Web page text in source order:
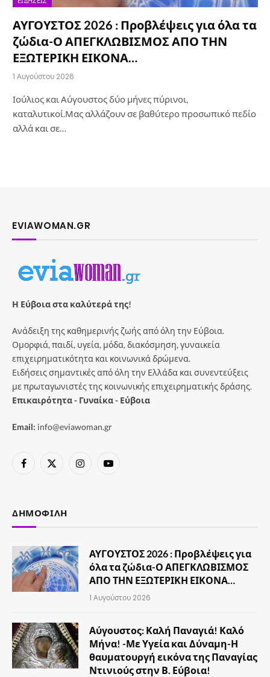
ΑΥΓΟΥΣΤΟΣ 2026 : Προβλέψεις για όλα τα
ζώδια-Ο ΑΠΕΓΚΛΩΒΙΣΜΟΣ ΑΠΟ ΤΗΝ
ΕΞΩΤΕΡΙΚΗ ΕΙΚΟΝΑ…
1 Αυγούστου 2026
Ιούλιος και Αύγουστος δύο μήνες πύρινοι,
καταλυτικοί.Μας αλλάζουν σε βαθύτερο προσωπικό πεδίο
αλλά και σε…
EVIAWOMAN.GR
Η Εύβοια στα καλύτερά της!
Ανάδειξη της καθημερινής ζωής από όλη την Εύβοια.
Ομορφιά, παιδί, υγεία, μόδα, διακόσμηση, γυναικεία
επιχειρηματικότητα και κοινωνικά δρώμενα.
Ειδήσεις σημαντικές από όλη την Ελλάδα και συνεντεύξεις
με πρωταγωνιστές της κοινωνικής επιχειρηματικής δράσης.
Επικαιρότητα - Γυναίκα - Εύβοια
Email: info@eviawoman.gr
Facebook
X
InstagramYouTube
ΔΗΜΟΦΙΛΉ
ΑΥΓΟΥΣΤΟΣ 2026 : Προβλέψεις για
όλα τα ζώδια-Ο ΑΠΕΓΚΛΩΒΙΣΜΟΣ
ΑΠΟ ΤΗΝ ΕΞΩΤΕΡΙΚΗ ΕΙΚΟΝΑ…
1 Αυγούστου 2026
Αύγουστος: Καλή Παναγιά! Καλό
Μήνα! -Με Υγεία και Δύναμη-Η
θαυματουργή εικόνα της Παναγίας
Ντινιούς στην Β. Εύβοια!